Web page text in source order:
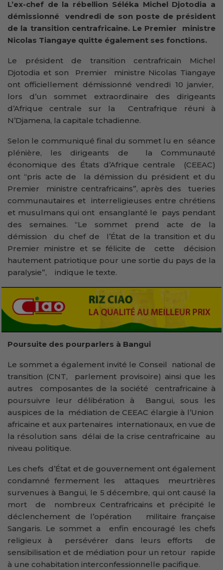
L’ex-chef de la rébellion Séléka Michel Djotodia a
démissionné vendredi de son poste de président
de la transition centrafricaine. Le Premier ministre
Nicolas Tiangaye quitte également ses fonctions.
Le président de transition centrafricain Michel
Djotodia et son Premier ministre Nicolas Tiangaye
ont officiellement démissionné vendredi 10 janvier,
lors d’un sommet extraordinaire des dirigeants
d’Afrique centrale sur la Centrafrique réuni à
N’Djamena, la capitale tchadienne.
Selon le communiqué final du sommet lu en séance
plénière, les dirigeants de la Communauté
économique des États d’Afrique centrale (CEEAC)
ont “pris acte de la démission du président et du
Premier ministre centrafricains”, après des tueries
communautaires et interreligieuses entre chrétiens
et musulmans qui ont ensanglanté le pays pendant
des semaines. “Le sommet prend acte de la
démission du chef de l’État de la transition et du
Premier ministre et se félicite de cette décision
hautement patriotique pour une sortie du pays de la
paralysie”, indique le texte.
Poursuite des pourparlers à Bangui
Le sommet a également invité le Conseil national de
transition (CNT, parlement provisoire) ainsi que les
autres composantes de la société centrafricaine à
poursuivre leur délibération à Bangui, sous les
auspices de la médiation de CEEAC élargie à l’Union
africaine et aux partenaires internationaux, en vue de
la résolution sans délai de la crise centrafricaine au
niveau politique.
Les chefs d’État et de gouvernement ont également
condamné fermement les attaques meurtrières
survenues à Bangui, le 5 décembre, qui ont causé la
mort de nombreux Centrafricains et précipité le
déclenchement de l’opération militaire française
Sangaris. Le sommet a enfin encouragé les chefs
religieux à persévérer dans leurs efforts de
sensibilisation et de médiation pour un retour rapide
à une cohabitation interconfessionnelle pacifique.